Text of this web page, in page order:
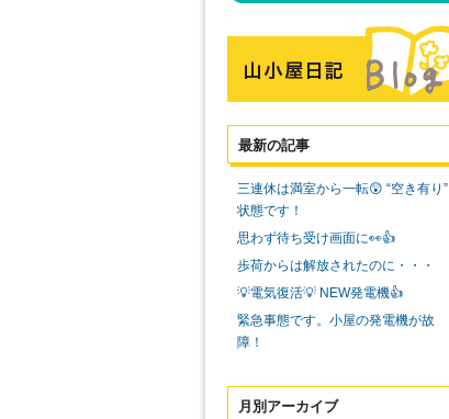
最新の記事
三連休は満室から一転😲 “空き有り”
状態です！
思わず待ち受け画面に👀👍
歩荷からは解放されたのに・・・
💡電気復活💡 NEW発電機👍
緊急事態です。小屋の発電機が故
障！
月別アーカイブ